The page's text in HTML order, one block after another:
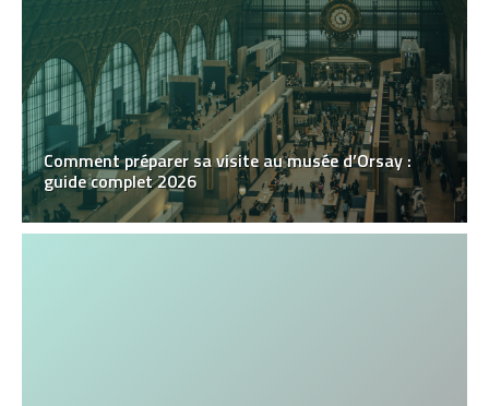
Comment préparer sa visite au musée d’Orsay :
guide complet 2026